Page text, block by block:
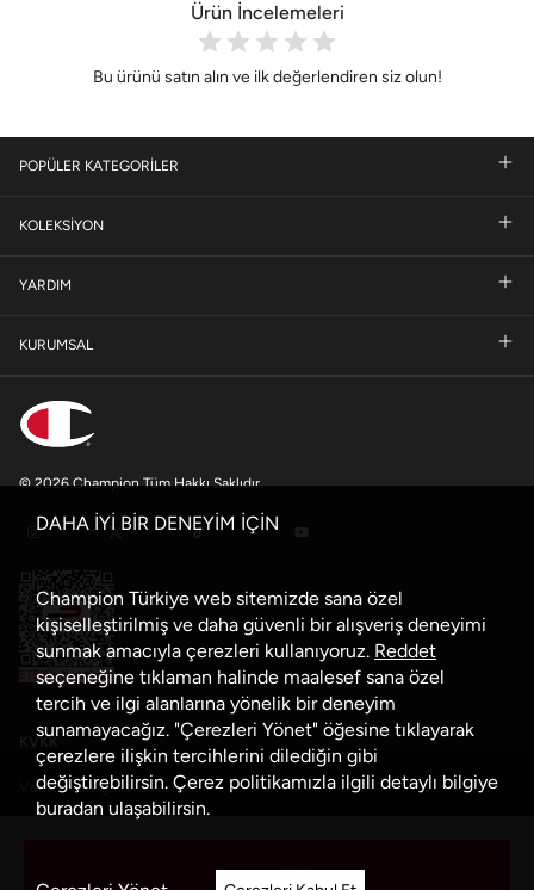
Sepete Ekle
Ürün İncelemeleri
Bu ürünü satın alın ve ilk değerlendiren siz olun!
POPÜLER KATEGORİLER
KOLEKSİYON
YARDIM
KURUMSAL
© 2026 Champion Tüm Hakkı Saklıdır
KVKK
Veri Güvenliği Politikası
DAHA İYİ BİR DENEYİM İÇİN
Champion Türkiye web sitemizde sana özel
kişiselleştirilmiş ve daha güvenli bir alışveriş deneyimi
sunmak amacıyla çerezleri kullanıyoruz. Reddet
seçeneğine tıklaman halinde maalesef sana özel
tercih ve ilgi alanlarına yönelik bir deneyim
sunamayacağız. "Çerezleri Yönet" öğesine tıklayarak
çerezlere ilişkin tercihlerini dilediğin gibi
değiştirebilirsin. Çerez politikamızla ilgili detaylı bilgiye
buradan ulaşabilirsin.